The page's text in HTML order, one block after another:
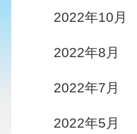
2022年10月
2022年8月
2022年7月
2022年5月